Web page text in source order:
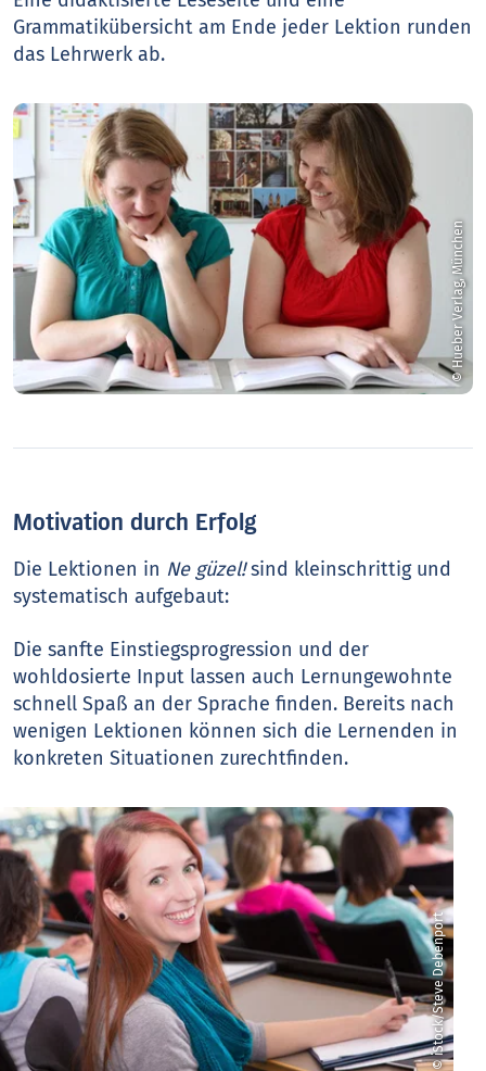
Grammatikübersicht am Ende jeder Lektion runden
das Lehrwerk ab.
© Hueber Verlag, München
Motivation durch Erfolg
Die Lektionen in Ne güzel!sind kleinschrittig und
systematisch aufgebaut:
Die sanfte Einstiegsprogression und der
wohldosierte Input lassen auch Lernungewohnte
schnell Spaß an der Sprache finden. Bereits nach
wenigen Lektionen können sich die Lernenden in
konkreten Situationen zurechtfinden.
© iStock/Steve Debenport